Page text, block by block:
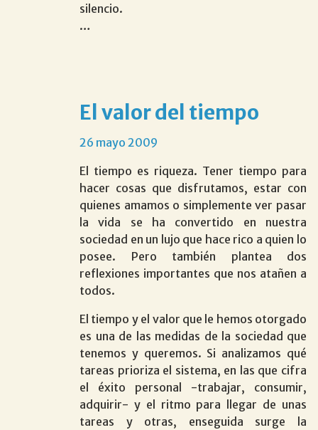
silencio.
…
el valor del tiempo
26 mayo 2009
El tiempo es riqueza. Tener tiempo para
hacer cosas que disfrutamos, estar con
quienes amamos o simplemente ver pasar
la vida se ha convertido en nuestra
sociedad en un lujo que hace rico a quien lo
posee. Pero también plantea dos
reflexiones importantes que nos atañen a
todos.
El tiempo y el valor que le hemos otorgado
es una de las medidas de la sociedad que
tenemos y queremos. Si analizamos qué
tareas prioriza el sistema, en las que cifra
el éxito personal -trabajar, consumir,
adquirir- y el ritmo para llegar de unas
tareas y otras, enseguida surge la